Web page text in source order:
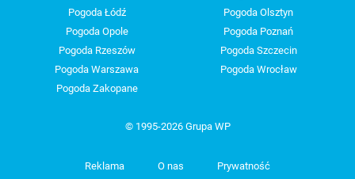
Pogoda Łódź
Pogoda Olsztyn
Pogoda Opole
Pogoda Poznań
Pogoda Rzeszów
Pogoda Szczecin
Pogoda Warszawa
Pogoda Wrocław
Pogoda Zakopane
© 1995-2026 Grupa WP
Reklama O nas Prywatność